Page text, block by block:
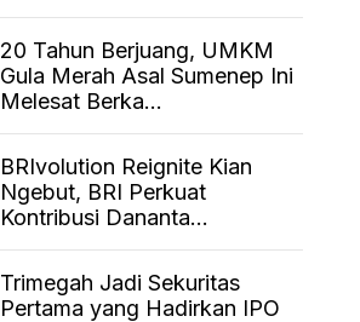
20 Tahun Berjuang, UMKM
Gula Merah Asal Sumenep Ini
Melesat Berka...
BRIvolution Reignite Kian
Ngebut, BRI Perkuat
Kontribusi Dananta...
Trimegah Jadi Sekuritas
Pertama yang Hadirkan IPO